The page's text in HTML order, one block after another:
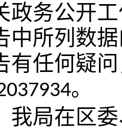
政务公开
中所列数
有任何疑
。
我局在区